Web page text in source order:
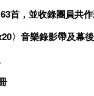
首，並收錄團員共
〉音樂錄影帶及幕